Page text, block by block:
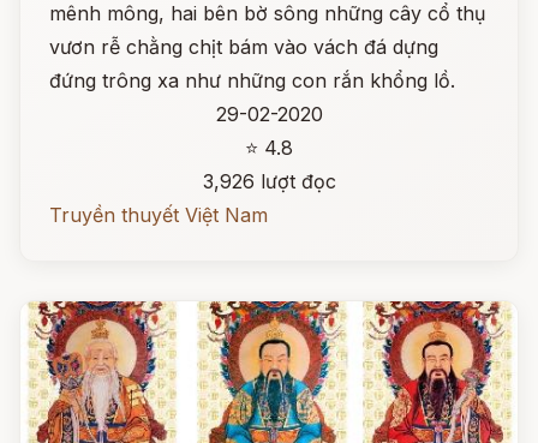
mênh mông, hai bên bờ sông những cây cổ thụ
vươn rễ chằng chịt bám vào vách đá dựng
đứng trông xa như những con rắn khổng lồ.
29-02-2020
⭐ 4.8
3,926 lượt đọc
Truyền thuyết Việt Nam